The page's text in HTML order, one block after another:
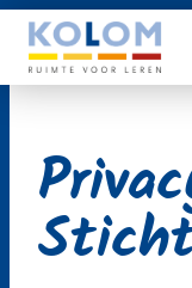
Ga
naar
de